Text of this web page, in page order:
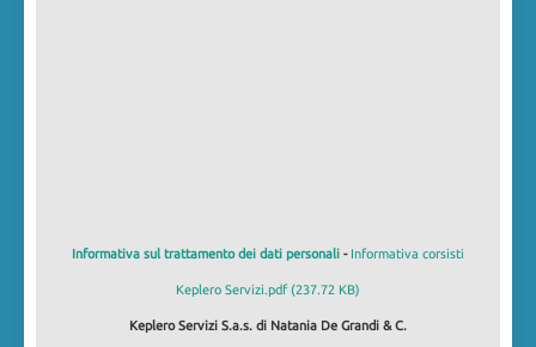
Informativa sul trattamento dei dati personali - Informativa corsisti
Keplero Servizi.pdf (237.72 KB)
Keplero Servizi S.a.s. di Natania De Grandi & C.